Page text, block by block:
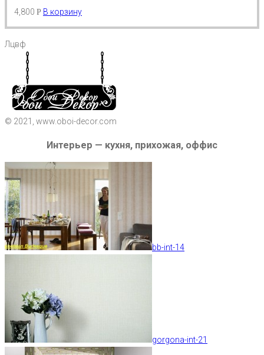
4,800 Р В корзину
Лцвф
© 2021, www.oboi-decor.com
Интерьер — кухня, прихожая, оффис
bb-int-14
gorgona-int-21